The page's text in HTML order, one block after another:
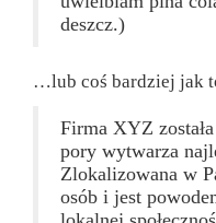
deszcz.)
…lub coś bardziej jak
Firma XYZ
pory wytwarza
Zlokalizowana w
osób i jest